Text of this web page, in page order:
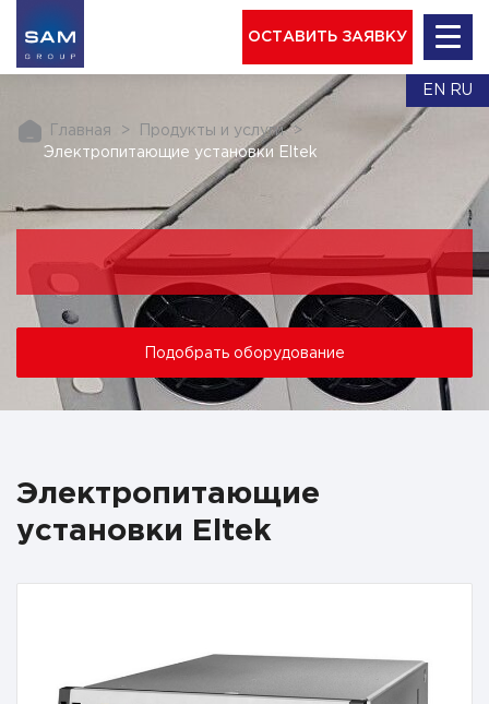
ОСТАВИТЬ ЗАЯВКУ
EN RU
Главная
Продукты и услуги
Электропитающие установки Eltek
Подобрать оборудование
Электропитающие
установки Eltek